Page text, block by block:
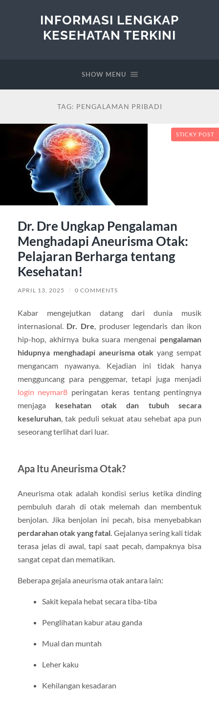
INFORMASI LENGKAP
KESEHATAN TERKINI
SHOW MENU
TAG: PENGALAMAN PRIBADI
STICKY POST
Dr. Dre Ungkap Pengalaman
Menghadapi Aneurisma Otak:
Pelajaran Berharga tentang
Kesehatan!
APRIL 13, 2025 / 0 COMMENTS
Kabar mengejutkan datang dari dunia musik
internasional. Dr. Dre , produser legendaris dan ikon
hip-hop, akhirnya buka suara mengenai pengalaman
hidupnya menghadapi aneurisma otak yang sempat
mengancam nyawanya. Kejadian ini tidak hanya
mengguncang para penggemar, tetapi juga menjadi
login neymar8 peringatan keras tentang pentingnya
menjaga kesehatan otak dan tubuh secara
keseluruhan, tak peduli sekuat atau sehebat apa pun
seseorang terlihat dari luar.
Apa Itu Aneurisma Otak?
Aneurisma otak adalah kondisi serius ketika dinding
pembuluh darah di otak melemah dan membentuk
benjolan. Jika benjolan ini pecah, bisa menyebabkan
perdarahan otak yang fatal . Gejalanya sering kali tidak
terasa jelas di awal, tapi saat pecah, dampaknya bisa
sangat cepat dan mematikan.
Beberapa gejala aneurisma otak antara lain:
Sakit kepala hebat secara tiba-tiba
Penglihatan kabur atau ganda
Mual dan muntah
Leher kaku
Kehilangan kesadaran